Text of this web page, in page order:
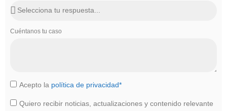
Cuéntanos tu caso
Acepto la política de privacidad*
Quiero recibir noticias, actualizaciones y contenido relevante